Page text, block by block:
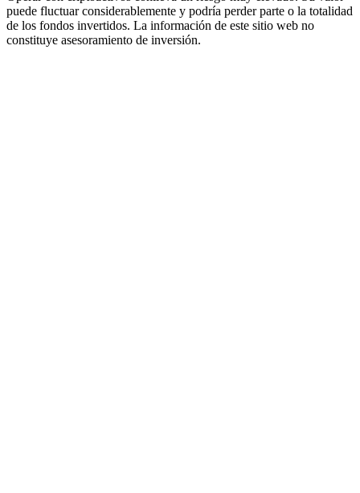
puede fluctuar considerablemente y podría perder parte o la totalidad
de los fondos invertidos. La información de este sitio web no
constituye asesoramiento de inversión.